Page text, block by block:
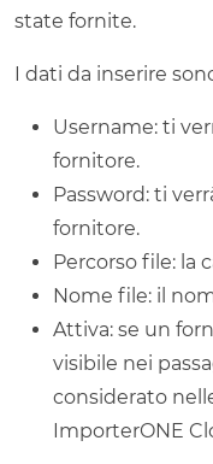
state fornite.
I dati da inserire
Username: ti
fornitore.
Password: ti
fornitore.
Percorso file: la
Nome file: il
Attiva: se un
visibile nei
considerato
ImporterONE